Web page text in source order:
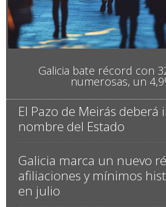
Galicia bate récord con
numerosas, un
El Pazo de Meirás deberá
nombre del Estado
Galicia marca un nuevo
afiliaciones y mínimos
en julio